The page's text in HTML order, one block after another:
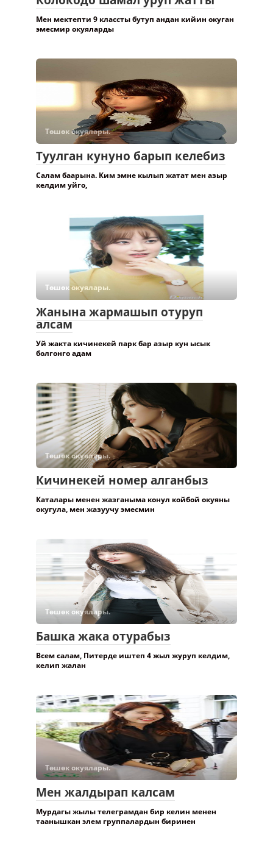
Колокодо шамал уруп жатты
Мен мектепти 9 классты бутуп андан кийин окуган
Төшөк окуялары.
Туулган кунуно барып келебиз
Салам баарына. Ким эмне кылып жатат мен азыр
Төшөк окуялары.
Жанына жармашып отуруп
алсам
Уй жакта кичинекей парк бар азыр кун ысык
Төшөк окуялары.
Кичинекей номер алганбыз
Каталары менен жазганыма конул койбой окуяны
Төшөк окуялары.
Башка жака отурабыз
Всем салам, Питерде иштеп 4 жыл журуп келдим,
Төшөк окуялары.
Мен жалдырап калсам
Мурдагы жылы телеграмдан бир келин менен